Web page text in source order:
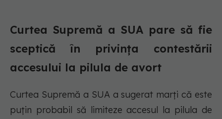
Curtea Supremă a SUA pare să fie
sceptică în privința contestării
accesului la pilula de avort
Curtea Supremă a SUA a sugerat marți că este
puțin probabil să limiteze accesul la pilula de